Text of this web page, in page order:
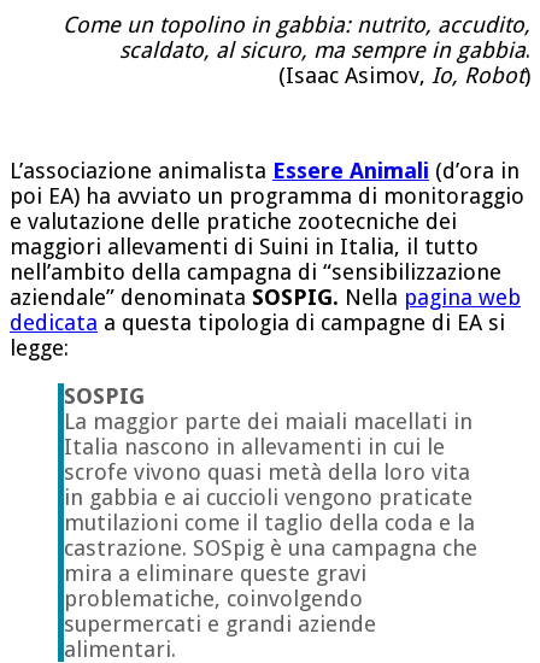
Come un topolino in gabbia: nutrito, accudito,
scaldato, al sicuro, ma sempre in gabbia.
(Isaac Asimov, Io, Robot)
L’associazione animalista Essere Animali (d’ora in
poi EA) ha avviato un programma di monitoraggio
e valutazione delle pratiche zootecniche dei
maggiori allevamenti di Suini in Italia, il tutto
nell’ambito della campagna di “sensibilizzazione
aziendale” denominata SOSPIG. Nella pagina web
dedicata a questa tipologia di campagne di EA si
legge:
SOSPIG
La maggior parte dei maiali macellati in
Italia nascono in allevamenti in cui le
scrofe vivono quasi metà della loro vita
in gabbia e ai cuccioli vengono praticate
mutilazioni come il taglio della coda e la
castrazione. SOSpig è una campagna che
mira a eliminare queste gravi
problematiche, coinvolgendo
supermercati e grandi aziende
alimentari.